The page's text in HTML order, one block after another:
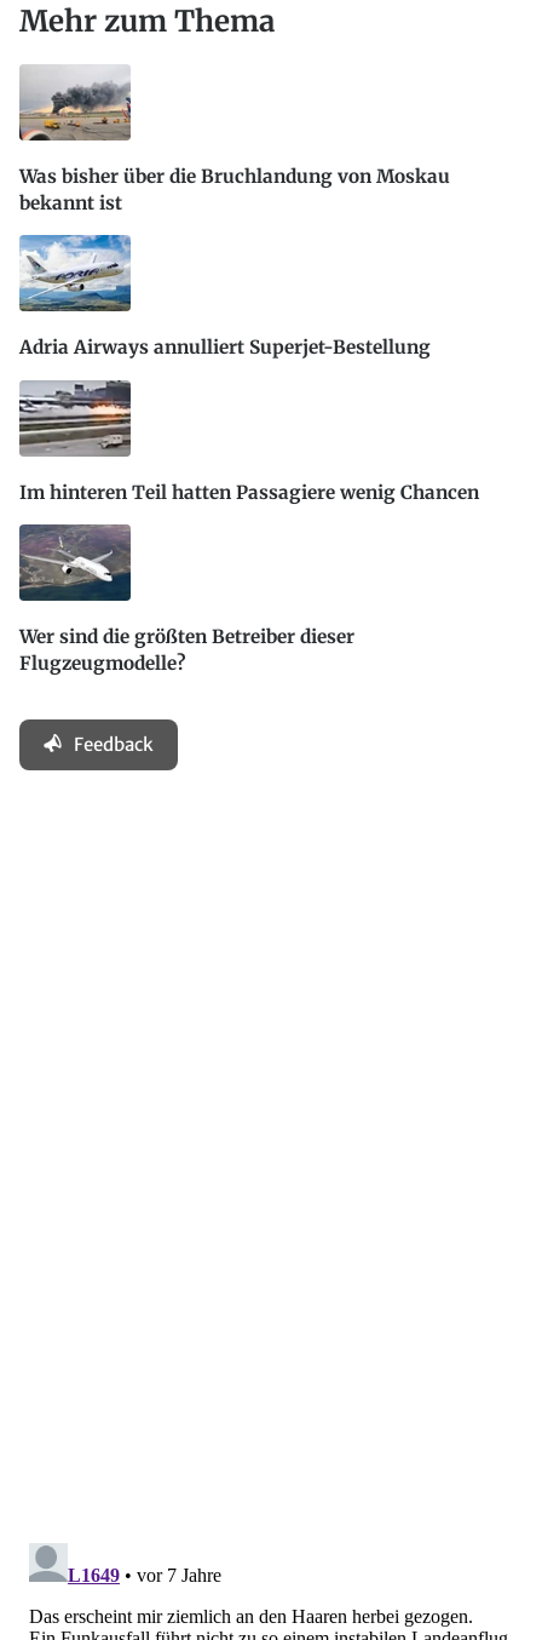
Mehr zum Thema
Was bisher über die Bruchlandung von Moskau
bekannt ist
Adria Airways annulliert Superjet-Bestellung
Im hinteren Teil hatten Passagiere wenig Chancen
Wer sind die größten Betreiber dieser
Flugzeugmodelle?
Feedback